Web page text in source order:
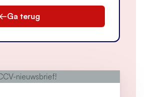
Ga terug